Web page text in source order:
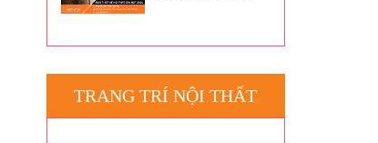
TRANG TRÍ NỘI THẤT